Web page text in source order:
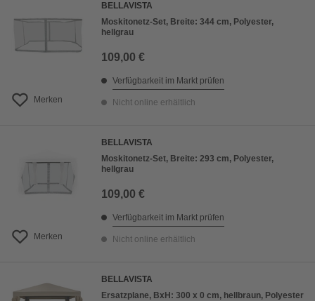
Merken
BELLAVISTA
Moskitonetz-Set, Breite: 344 cm, Polyester,
hellgrau
109,00 €
Verfügbarkeit im Markt prüfen
Nicht online erhältlich
Merken
BELLAVISTA
Moskitonetz-Set, Breite: 293 cm, Polyester,
hellgrau
109,00 €
Verfügbarkeit im Markt prüfen
Nicht online erhältlich
BELLAVISTA
Ersatzplane, BxH: 300 x 0 cm, hellbraun, Polyester